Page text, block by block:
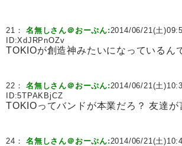
21：名無しさん＠おーぷん:2014/06/21(土
ID:XdJRPnOZv
TOKIOが創造神みたいになっているん
22：名無しさん＠おーぷん:2014/06/21(土
ID:5TPAKBjCZ
TOKIOってバンドが本業だろ？ 友達が
24：名無しさん＠おーぷん:2014/06/21(土